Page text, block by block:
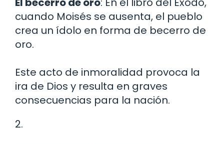
cuando Moisés se ausenta, el pueblo
crea un ídolo en forma de becerro de
oro.
Este acto de inmoralidad provoca la
ira de Dios y resulta en graves
consecuencias para la nación.
2.